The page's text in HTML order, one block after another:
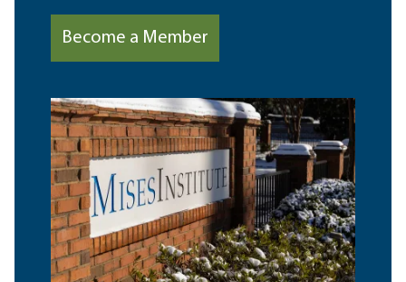
Become a Member